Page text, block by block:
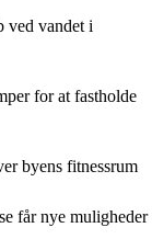
ved vandet i
for at fastholde
byens fitnessrum
får nye muligheder